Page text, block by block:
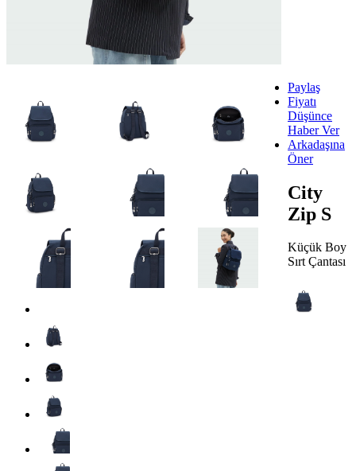
Paylaş
Fiyatı
Düşünce
Haber Ver
Arkadaşına
Öner
City
Zip S
Küçük Boy
Sırt Çantası